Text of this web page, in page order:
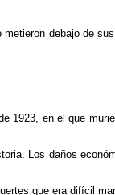
debajo de
1923, en el que
Los daños
que era difícil